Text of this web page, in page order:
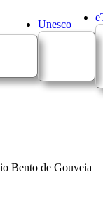
Unesco
Bento de Gouveia